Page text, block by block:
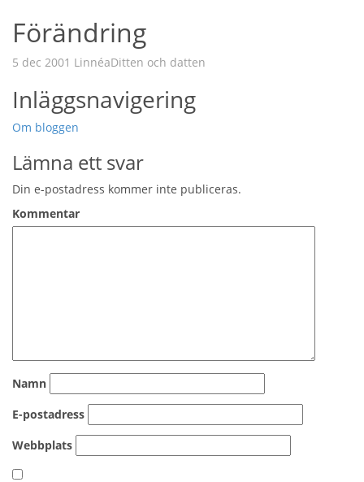
Förändring
5 dec 2001 LinnéaDitten och datten
Inläggsnavigering
Om bloggen
Lämna ett svar
Din e-postadress kommer inte publiceras.
Kommentar
Namn
E-postadress
Webbplats